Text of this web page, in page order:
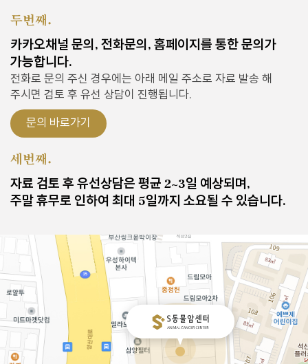
두번째.
카카오채널 문의, 전화문의, 홈페이지를 통한 문의가
가능합니다.
전화로 문의 주신 경우에는 아래 메일 주소로 자료 발송 해
주시면 검토 후 유선 상담이 진행됩니다.
문의 바로가기
세번째.
자료 검토 후 유선상담은 평균 2~3일 예상되며,
주말 휴무로 인하여 최대 5일까지 소요될 수 있습니다.